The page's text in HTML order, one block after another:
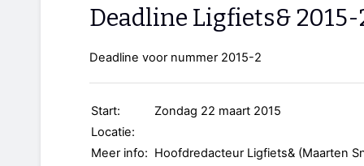
RSS
Deadline Ligfiets& 2015-
Deadline voor nummer 2015-2
Start:
Zondag 22 maart 2015
Locatie:
Meer info: Hoofdredacteur Ligfiets& (Maarten